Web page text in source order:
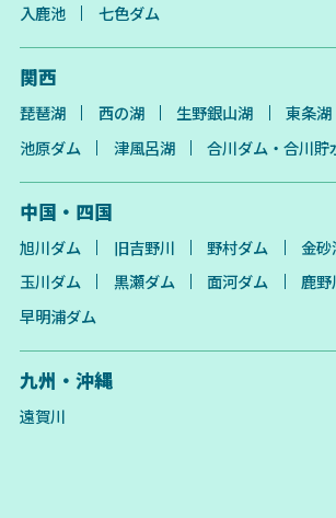
入鹿池 七色ダム
関西
琵琶湖 西の湖 生野銀山湖 東条湖
池原ダム
津風呂湖 合川ダム・合川貯
中国・四国
旭川ダム 旧吉野川 野村ダム 金砂
玉川ダム
黒瀬ダム 面河ダム
鹿野
早明浦ダム
九州・沖縄
遠賀川